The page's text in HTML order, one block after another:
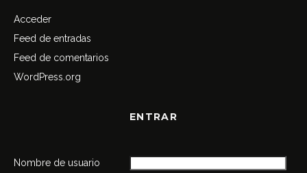
Acceder
Feed de entradas
Feed de comentarios
WordPress.org
ENTRAR
Nombre de usuario